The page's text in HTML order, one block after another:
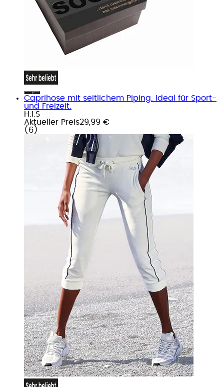
Caprihose mit seitlichem Piping. Ideal für Sport-
und Freizeit.
H.I.S
Aktueller Preis29,99 €
( 6 )